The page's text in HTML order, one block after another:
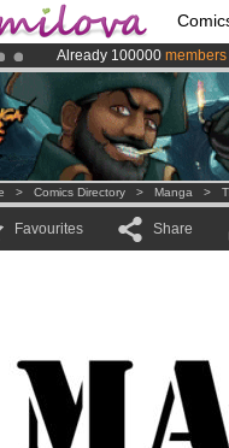
Already 100000 members
Premium membership
AmilovaKickstarter is
> Comics Directory > Manga >
Favourites Share